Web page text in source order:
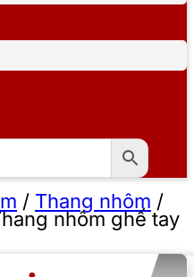
/ Thang nhôm /
nhôm ghế tay